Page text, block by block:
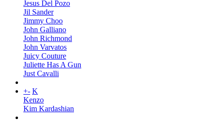
Jesus Del Pozo
Jil Sander
Jimmy Choo
John Galliano
John Richmond
John Varvatos
Juicy Couture
Juliette Has A Gun
Just Cavalli
+- K
Kenzo
Kim Kardashian